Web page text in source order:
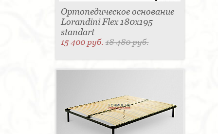
Ортопедическое основание
Lorandini Flex 180x195
standart
15 400 руб.18 480 руб.